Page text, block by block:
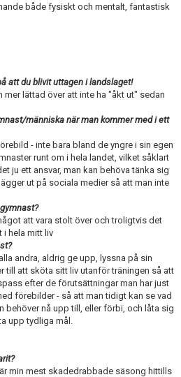
både fysiskt och mentalt, fantastisk
att du blivit uttagen i landslaget!
lättad över att inte ha "åkt ut" sedan
människa när man kommer med i ett
- inte bara bland de yngre i sin egen
runt om i hela landet, vilket såklart
ju ett ansvar, man kan behöva tänka sig
ut på sociala medier så att man inte
att vara stolt över och troligtvis det
i hela mitt liv
andra, aldrig ge upp, lyssna på sin
till att sköta sitt liv utanför träningen så att
efter de förutsättningar man har just
förebilder - så att man tidigt kan se vad
behöver nå upp till, eller förbi, och låta sig
upp tydliga mål.
min mest skadedrabbade säsong hittills